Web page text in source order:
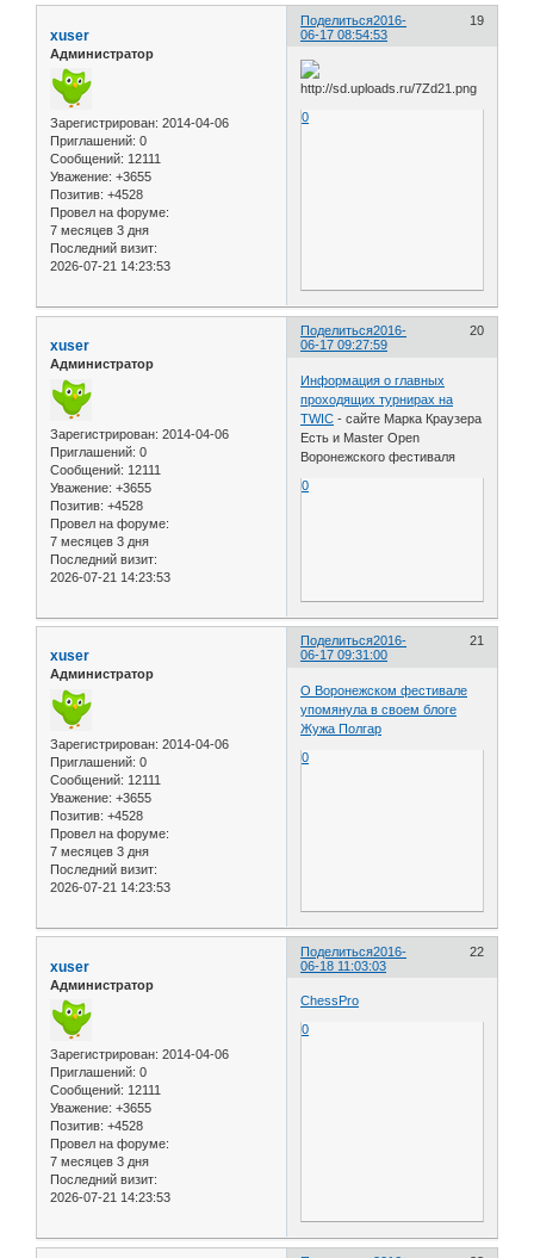
Поделиться 19
2016-
06-17 08:54:53
xuser
Администратор
Зарегистрирован: 2014-04-06
Приглашений: 0
Сообщений: 12111
Уважение: +3655
Позитив: +4528
Провел на форуме:
7 месяцев 3 дня
Последний визит:
2026-07-21 14:23:53
0
Поделиться 20
2016-
06-17 09:27:59
xuser
Администратор
Зарегистрирован: 2014-04-06
Приглашений: 0
Сообщений: 12111
Уважение: +3655
Позитив: +4528
Провел на форуме:
7 месяцев 3 дня
Последний визит:
2026-07-21 14:23:53
Информация о главных
проходящих турнирах на
TWIC - сайте Марка Краузера
Есть и Master Open
Воронежского фестиваля
0
Поделиться 21
2016-
06-17 09:31:00
xuser
Администратор
Зарегистрирован: 2014-04-06
Приглашений: 0
Сообщений: 12111
Уважение: +3655
Позитив: +4528
Провел на форуме:
7 месяцев 3 дня
Последний визит:
2026-07-21 14:23:53
О Воронежском фестивале
упомянула в своем блоге
Жужа Полгар
0
Поделиться 22
2016-
06-18 11:03:03
xuser
Администратор
Зарегистрирован: 2014-04-06
Приглашений: 0
Сообщений: 12111
Уважение: +3655
Позитив: +4528
Провел на форуме:
7 месяцев 3 дня
Последний визит:
2026-07-21 14:23:53
ChessPro
0